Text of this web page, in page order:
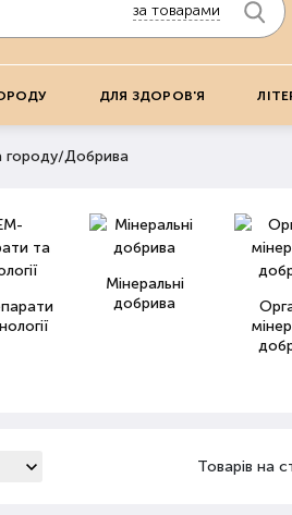
за товарами
ДЛЯ ЗДОРОВ'Я
городу/Добрива
Мінеральні
добрива
Товарів на